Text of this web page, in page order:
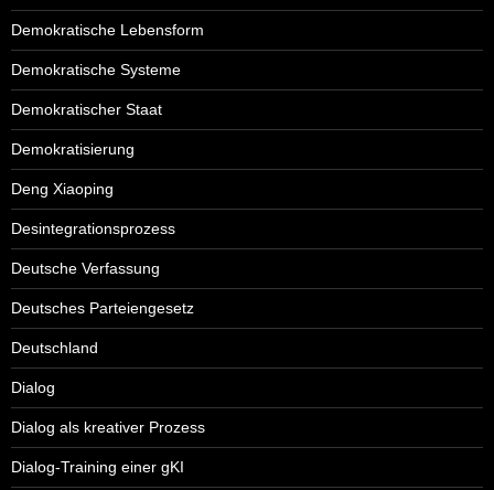
Demokratische Lebensform
Demokratische Systeme
Demokratischer Staat
Demokratisierung
Deng Xiaoping
Desintegrationsprozess
Deutsche Verfassung
Deutsches Parteiengesetz
Deutschland
Dialog
Dialog als kreativer Prozess
Dialog-Training einer gKI